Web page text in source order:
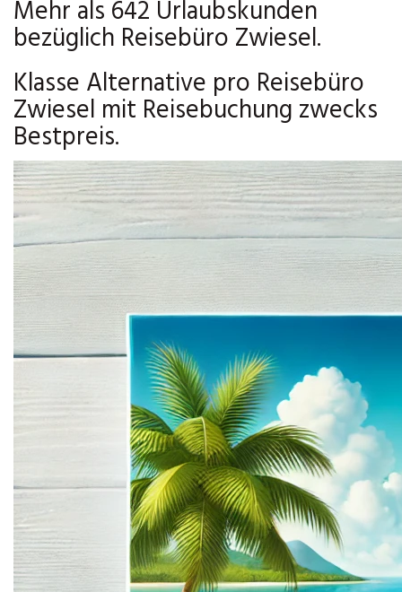
Mehr als 642 Urlaubskunden
bezüglich Reisebüro Zwiesel.
Klasse Alternative pro Reisebüro
Zwiesel mit Reisebuchung zwecks
Bestpreis.